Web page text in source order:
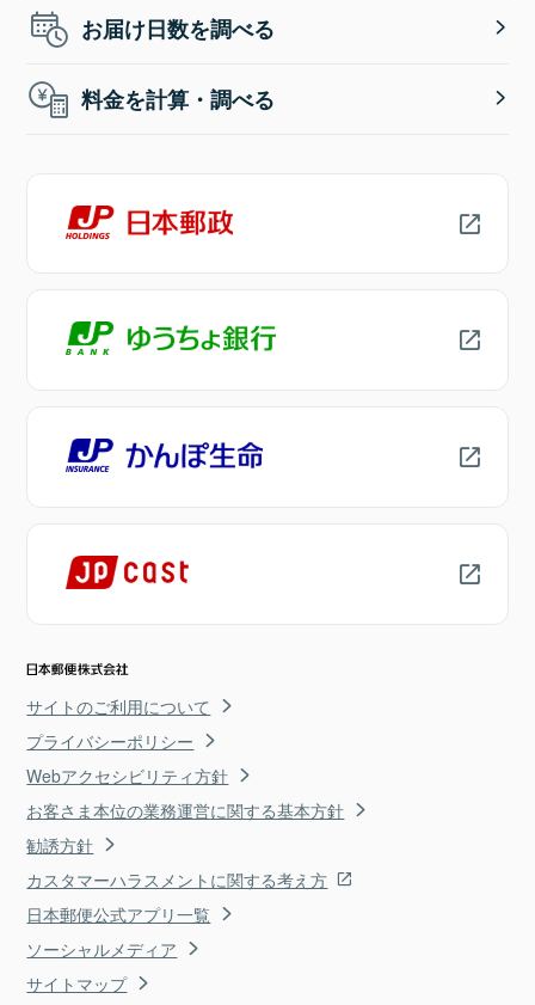
お届け日数を調べる
料金を計算・調べる
サイトのご利用について
プライバシーポリシー
Webアクセシビリティ方針
お客さま本位の業務運営に関する基本方針
勧誘方針
カスタマーハラスメントに関する考え方
日本郵便公式アプリ一覧
ソーシャルメディア
サイトマップ